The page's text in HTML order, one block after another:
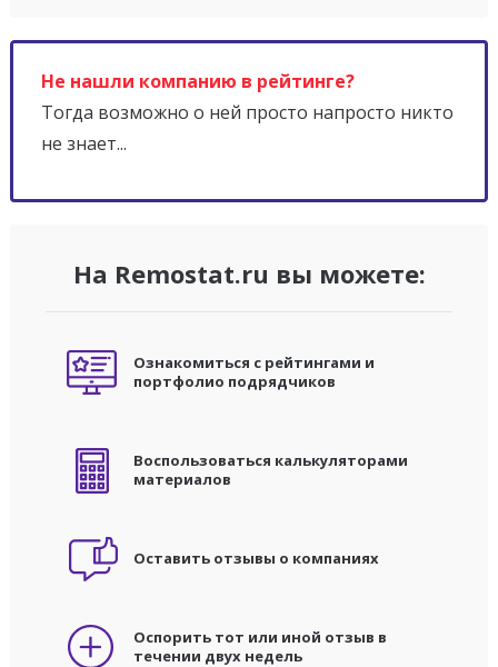
Не нашли компанию в рейтинге?
Тогда возможно о ней просто напросто никто
не знает...
На Remostat.ru вы можете:
Ознакомиться с рейтингами и
портфолио подрядчиков
Воспользоваться калькуляторами
материалов
Оставить отзывы о компаниях
Оспорить тот или иной отзыв в
течении двух недель